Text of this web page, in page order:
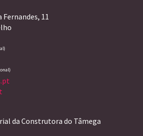
Fernandes, 11
da Construtora do Tâmega